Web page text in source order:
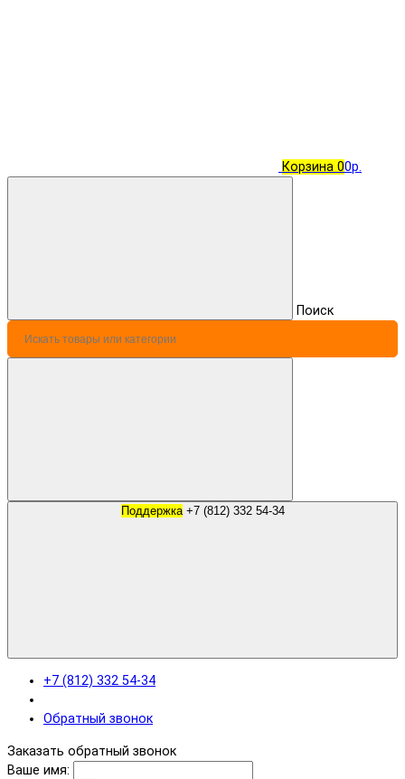
Корзина 00р.
Поиск
Поддержка +7 (812) 332 54-34
+7 (812) 332 54-34
Обратный звонок
Заказать обратный звонок
Ваше имя: